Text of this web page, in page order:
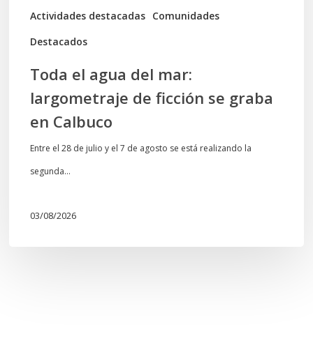
Actividades destacadas Comunidades
Destacados
graba
Toda el agua del mar:
largometraje de ficción se graba
en Calbuco
Entre el 28 de julio y el 7 de agosto se está realizando la
segunda…
03/08/2026